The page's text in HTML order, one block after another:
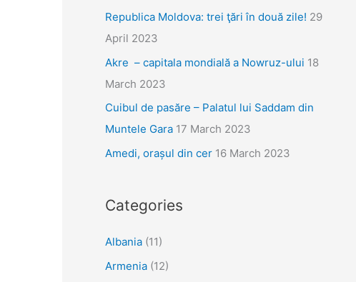
Republica Moldova: trei ţări în două zile! 29
April 2023
Akre – capitala mondială a Nowruz-ului 18
March 2023
Cuibul de pasăre – Palatul lui Saddam din
Muntele Gara 17 March 2023
Amedi, orașul din cer 16 March 2023
Categories
Albania(11)
Armenia(12)